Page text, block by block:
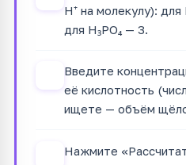
H⁺ на молекулу):
для H₃PO₄ — 3.
Введите
её кислотность
ищете — объём
Нажмите